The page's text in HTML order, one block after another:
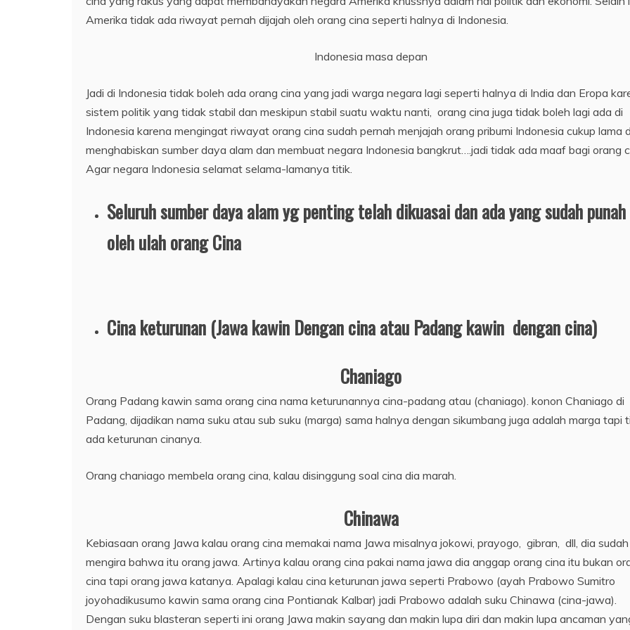
Amerika tidak ada riwayat pernah dijajah oleh orang cina seperti halnya di Indonesia.
Indonesia masa depan
Jadi di Indonesia tidak boleh ada orang cina yang jadi warga negara lagi seperti halnya di India dan Eropa
sistem politik yang tidak stabil dan meskipun stabil suatu waktu nanti, orang cina juga tidak boleh lagi ada di
Indonesia karena mengingat riwayat orang cina sudah pernah menjajah orang pribumi Indonesia cukup lama
menghabiskan sumber daya alam dan membuat negara Indonesia bangkrut….jadi tidak ada maaf bagi orang
Agar negara Indonesia selamat selama-lamanya titik.
Seluruh sumber daya alam yg penting telah dikuasai dan ada yang sudah punah
oleh ulah orang Cina
Cina keturunan (Jawa kawin Dengan cina atau Padang kawin dengan cina)
Chaniago
Orang Padang kawin sama orang cina nama keturunannya cina-padang atau (chaniago). konon Chaniago di
Padang, dijadikan nama suku atau sub suku (marga) sama halnya dengan sikumbang juga adalah marga tapi
ada keturunan cinanya.
Orang chaniago membela orang cina, kalau disinggung soal cina dia marah.
Chinawa
Kebiasaan orang Jawa kalau orang cina memakai nama Jawa misalnya jokowi, prayogo, gibran, dll, dia sudah
mengira bahwa itu orang jawa. Artinya kalau orang cina pakai nama jawa dia anggap orang cina itu bukan
cina tapi orang jawa katanya. Apalagi kalau cina keturunan jawa seperti Prabowo (ayah Prabowo Sumitro
joyohadikusumo kawin sama orang cina Pontianak Kalbar) jadi Prabowo adalah suku Chinawa (cina-jawa).
Dengan suku blasteran seperti ini orang Jawa makin sayang dan makin lupa diri dan makin lupa ancaman